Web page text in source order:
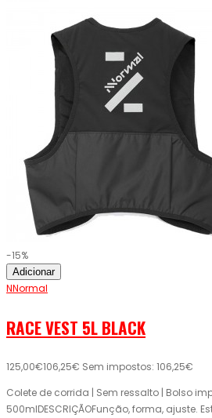
-15%
Adicionar
NNormal
RACE VEST 5L BLACK
125,00€106,25€ Sem impostos: 106,25€
Colete de corrida | Sem ressalto | Bolso
500mlDESCRIÇÃOFunção, forma, ajuste.